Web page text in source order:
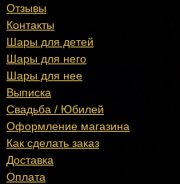
Отзывы
Контакты
Шары для детей
Шары для него
Шары для нее
Выписка
Свадьба / Юбилей
Оформление магазина
Как сделать заказ
Доставка
Оплата